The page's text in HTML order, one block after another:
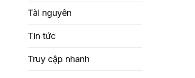
Tài nguyên
Tin tức
Truy cập nhanh